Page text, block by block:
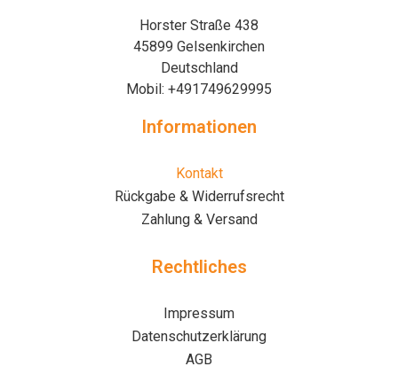
Horster Straße 438
45899 Gelsenkirchen
Deutschland
Mobil: +491749629995
Informationen
Kontakt
Rückgabe & Widerrufsrecht
Zahlung & Versand
Rechtliches
Impressum
Datenschutzerklärung
AGB